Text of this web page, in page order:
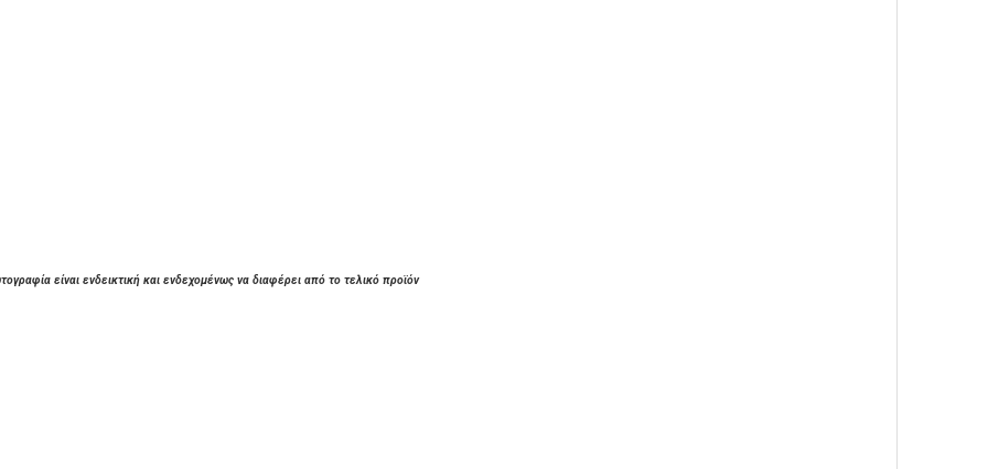
είναι ενδεικτική και ενδεχομένως να διαφέρει από το τελικό προϊόν